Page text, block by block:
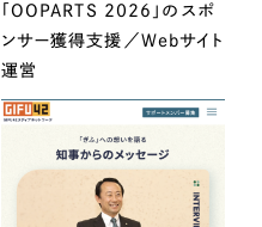
「OOPARTS 2026」のスポ
ンサー獲得支援／Webサイト
運営